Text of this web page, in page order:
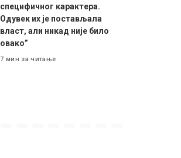
специфичног карактера.
Одувек их је постављала
власт, али никад није било
овако”
7 мин за читање